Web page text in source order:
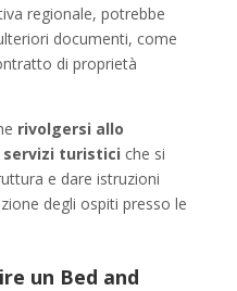
regionale, potrebbe
documenti, come
di proprietà
rivolgersi allo
turistici che si
e dare istruzioni
degli ospiti presso le
un Bed and